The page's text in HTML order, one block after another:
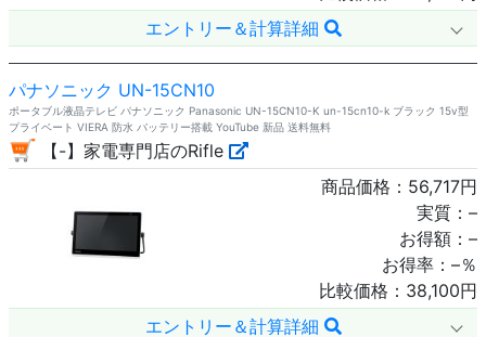
エントリー＆計算詳細
パナソニック UN-15CN10
ポータブル液晶テレビ パナソニック Panasonic UN-15CN10-K un-15cn10-k ブラック 15v型
プライベート VIERA 防水 バッテリー搭載 YouTube 新品 送料無料
【-】家電専門店のRifle
商品価格： 56,717円
実質： –
お得額： –
お得率： –％
比較価格： 38,100円
エントリー＆計算詳細